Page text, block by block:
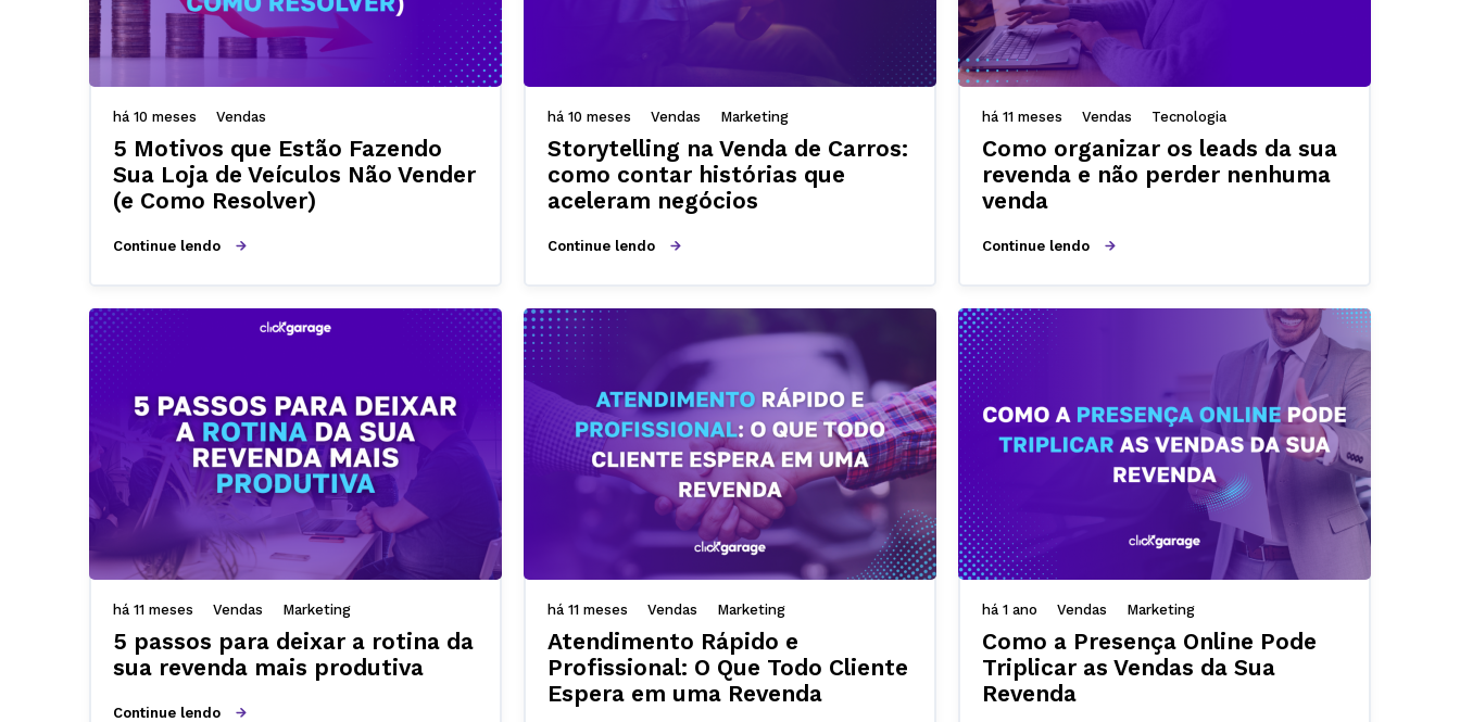
há 10 meses Vendas
5 Motivos que Estão Fazendo
Sua Loja de Veículos Não Vender
(e Como Resolver)
Continue lendo
há 10 meses Vendas Marketing
Storytelling na Venda de Carros:
como contar histórias que
aceleram negócios
Continue lendo
há 11 meses Vendas Tecnologia
Como organizar os leads da sua
revenda e não perder nenhuma
venda
Continue lendo
há 11 meses Vendas Marketing
5 passos para deixar a rotina da
sua revenda mais produtiva
Continue lendo
há 11 meses Vendas Marketing
Atendimento Rápido e
Profissional: O Que Todo Cliente
Espera em uma Revenda
há 1 ano Vendas Marketing
Como a Presença Online Pode
Triplicar as Vendas da Sua
Revenda